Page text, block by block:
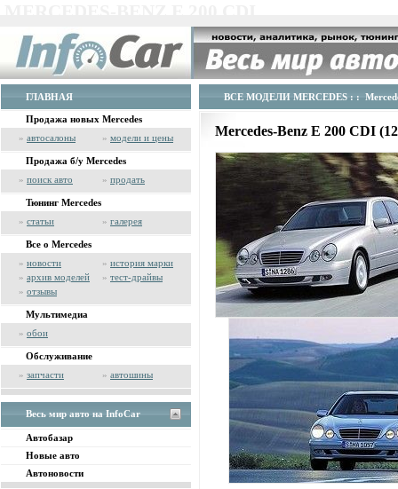
ГЛАВНАЯ
Продажа новых Mercedes
» автосалоны » модели и цены
Продажа б/у Mercedes
» поиск авто » продать
Тюнинг Mercedes
» статьи » галерея
Все о Mercedes
» новости » история марки
» архив моделей » тест-драйвы
» отзывы
Мультимедиа
» обои
Обслуживание
» запчасти » автошины
Весь мир авто на InfoCar
Автобазар
Новые авто
Автоновости
ВСЕ МОДЕЛИ MERCEDES : :
Mercedes-Benz E 200 CDI